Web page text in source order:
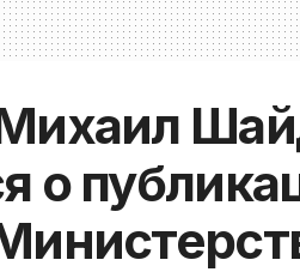
о